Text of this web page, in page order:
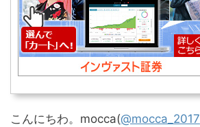
こんにちわ。mocca(@mocca_2017